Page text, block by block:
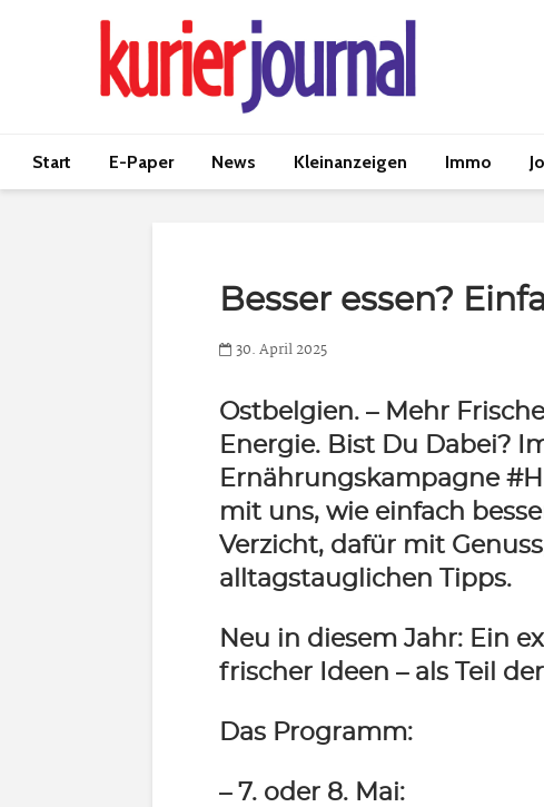
Start E-Paper News Kleinanzeigen Immo
Besser essen?
30. April 2025
Ostbelgien. – Mehr
Energie. Bist Du Dabei?
Ernährungskampagne
mit uns, wie einfach
Verzicht, dafür mit
alltagstauglichen Tipps.
Neu in diesem Jahr: Ein
frischer Ideen – als Teil
Das Programm:
– 7. oder 8. Mai: